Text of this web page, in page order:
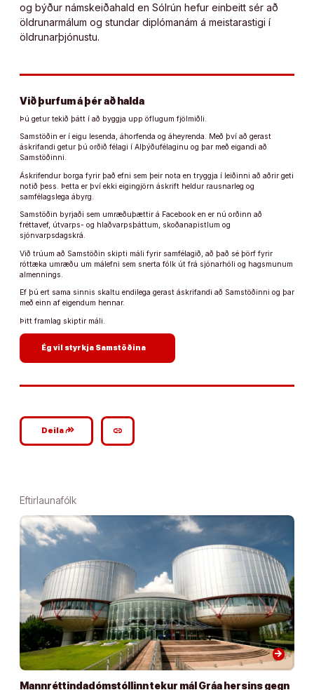
og býður námskeiðahald en Sólrún hefur einbeitt sér að
öldrunarmálum og stundar diplómanám á meistarastigi í
öldrunarþjónustu.
Við þurfum á þér að halda
Þú getur tekið þátt í að byggja upp öflugum fjölmiðli.
Samstöðin er í eigu lesenda, áhorfenda og áheyrenda. Með því að gerast
áskrifandi getur þú orðið félagi í Alþýðufélaginu og þar með eigandi að
Samstöðinni.
Áskrifendur borga fyrir það efni sem þeir nota en tryggja í leiðinni að aðrir geti
notið þess. Þetta er því ekki eigingjörn áskrift heldur rausnarleg og
samfélagslega ábyrg.
Samstöðin byrjaði sem umræðuþættir á Facebook en er nú orðinn að
fréttavef, útvarps- og hlaðvarpsþáttum, skoðanapistlum og
sjónvarpsdagskrá.
Við trúum að Samstöðin skipti máli fyrir samfélagið, að það sé þörf fyrir
róttæka umræðu um málefni sem snerta fólk út frá sjónarhóli og hagsmunum
almennings.
Ef þú ert sama sinnis skaltu endilega gerast áskrifandi að Samstöðinni og þar
með einn af eigendum hennar.
Þitt framlag skiptir máli.
Ég vil styrkja Samstöðina
Deilagoogle_plus_reshare link
Eftirlaunafólk
arrow_forward
Mannréttindadómstóllinn tekur mál Gráa hersins gegn